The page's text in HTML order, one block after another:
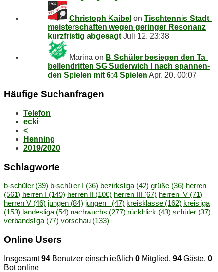
Christoph Kaibel on Tisch­ten­nis-Stadt­
meis­ter­schaf­ten we­gen ge­rin­ger Re­so­nanz
kurz­fris­tig abgesagt Juli 12, 23:38
Marina on B‑Schüler be­sie­gen den Ta­
bel­len­drit­ten SG Su­der­wich I nach span­nen­
den Spie­len mit 6:4 Spielen Apr. 20, 00:07
Häu­fi­ge Suchanfragen
Telefon
ecki
<
Henning
2019/2020
Schlag­wor­te
b-schüler (39) b-schüler I (36) bezirksliga(42) grüße (36) herren
(561) herren I (149) herren II (100) herren III (67) herren IV (71)
herren V (46) jungen (84) jungen I (47) kreisklasse (162) kreisliga
(153) landesliga(54) nachwuchs (277) rückblick (43) schüler (37)
verbandsliga(77) vorschau (133)
On­line Users
Insgesamt94 Benutzer einschließlich 0 Mitglied, 94 Gäste, 0
Bot online